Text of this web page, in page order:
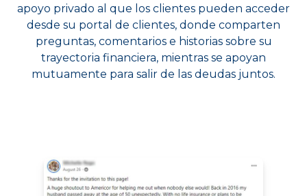
apoyo privado al que los clientes pueden acceder
desde su portal de clientes, donde comparten
preguntas, comentarios e historias sobre su
trayectoria financiera, mientras se apoyan
mutuamente para salir de las deudas juntos.